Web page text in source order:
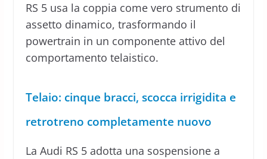
RS 5 usa la coppia come vero strumento di
assetto dinamico, trasformando il
powertrain in un componente attivo del
comportamento telaistico.
Telaio: cinque bracci, scocca irrigidita e
retrotreno completamente nuovo
La Audi RS 5 adotta una sospensione a